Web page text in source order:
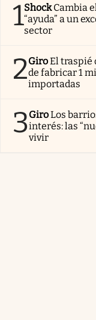
1Shock Cambia
“ayuda” a un
sector
2GiroEl traspié
de fabricar 1
importadas
3GiroLos
interés: las
vivir